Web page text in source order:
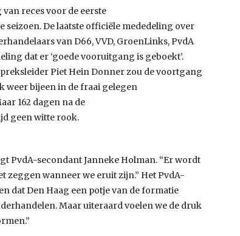
reces voor de eerste
De laatste officiële mededeling over
van D66, VVD, GroenLinks, PvdA
dat er ‘goede vooruitgang is geboekt’.
Piet Hein Donner zou de voortgang
weer bijeen in de fraai gelegen
162 dagen na de
geen witte rook.
PvdA-secondant Janneke Holman. “Er wordt
wanneer we eruit zijn.” Het PvdA-
dat Den Haag een potje van de formatie
Maar uiteraard voelen we de druk